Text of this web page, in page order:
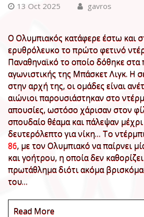
13 Oct 2025 gavros
Ο Ολυμπιακός κατάφερε έστω και
ερυθρόλευκο το πρώτο φετινό
Παναθηναϊκό το οποίο δόθηκε στα
αγωνιστικής της Μπάσκετ Λιγκ. Η
στην αρχή της, οι ομάδες είναι
αιώνιοι παρουσιάστηκαν στο
απουσίες, ωστόσο χάρισαν στον
σπουδαίο θέαμα και πάλεψαν μέχρι
δευτερόλεπτο για νίκη… Το
86, με τον Ολυμπιακό να παίρνει
και γοήτρου, η οποία δεν
πρωτάθλημα διότι ακόμα
του…
Read More